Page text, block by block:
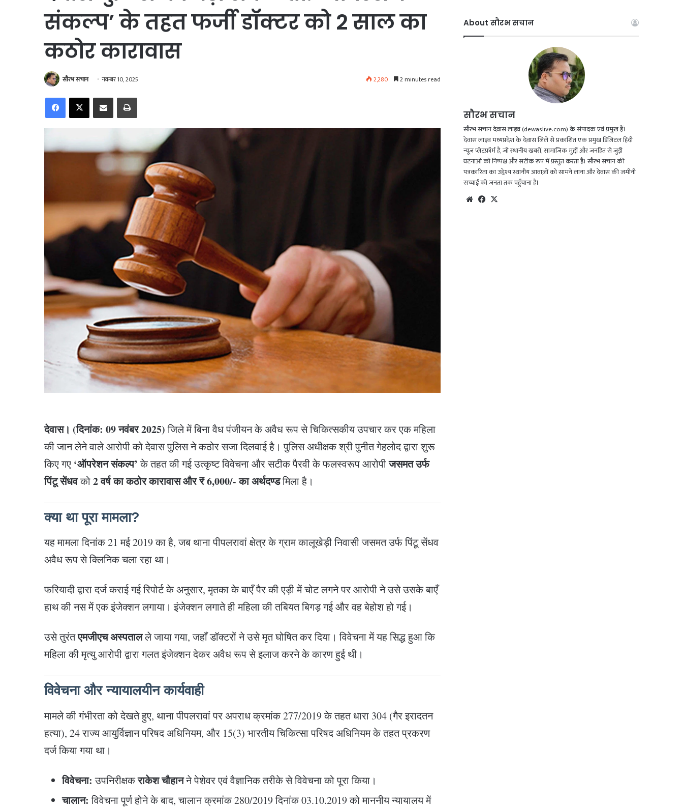
संकल्प’ के तहत फर्जी डॉक्टर को 2 साल का
कठोर कारावास
सौरभ सचान नवम्बर 10, 2025 2,280 2 minutes read
देवास। (दिनांक: 09 नवंबर 2025)जिले में बिना वैध पंजीयन के अवैध रूप से चिकित्सकीय उपचार कर एक महिला
की जान लेने वाले आरोपी को देवास पुलिस ने कठोर सजा दिलवाई है। पुलिस अधीक्षक श्री पुनीत गेहलोद द्वारा शुरू
किए गए ‘ऑपरेशन संकल्प’के तहत की गई उत्कृष्ट विवेचना और सटीक पैरवी के फलस्वरूप आरोपीजसमत उर्फ
पिंटू सेंधवको2 वर्ष का कठोर कारावास और ₹ 6,000/- का अर्थदण्डमिला है।
क्या था पूरा मामला?
यह मामला दिनांक 21 मई 2019 का है, जब थाना पीपलरावां क्षेत्र के ग्राम कालूखेड़ी निवासी जसमत उर्फ पिंटू सेंधव
अवैध रूप से क्लिनिक चला रहा था।
फरियादी द्वारा दर्ज कराई गई रिपोर्ट के अनुसार, मृतका के बाएँ पैर की एड़ी में चोट लगने पर आरोपी ने उसे उसके बाएँ
हाथ की नस में एक इंजेक्शन लगाया। इंजेक्शन लगाते ही महिला की तबियत बिगड़ गई और वह बेहोश हो गई।
उसे तुरंतएमजीएच अस्पतालले जाया गया, जहाँ डॉक्टरों ने उसे मृत घोषित कर दिया। विवेचना में यह सिद्ध हुआ कि
महिला की मृत्यु आरोपी द्वारा गलत इंजेक्शन देकर अवैध रूप से इलाज करने के कारण हुई थी।
विवेचना और न्यायालयीन कार्यवाही
मामले की गंभीरता को देखते हुए, थाना पीपलरावां पर अपराध क्रमांक 277/2019 के तहत धारा 304 (गैर इरादतन
हत्या), 24 राज्य आयुर्विज्ञान परिषद अधिनियम, और 15(3) भारतीय चिकित्सा परिषद अधिनियम के तहत प्रकरण
दर्ज किया गया था।
विवेचना: उपनिरीक्षकराकेश चौहानने पेशेवर एवं वैज्ञानिक तरीके से विवेचना को पूरा किया।
चालान: विवेचना पूर्ण होने के बाद, चालान क्रमांक 280/2019 दिनांक 03.10.2019 को माननीय न्यायालय में
c
e
k
u
T
s
t
a
g
a
m
t
s
A
p
About सौरभ सचान
सौरभ सचान
सौरभ सचान देवास लाइव (dewaslive.com) के संपादक एवं प्रमुख हैं।
देवास लाइव मध्यप्रदेश के देवास जिले से प्रकाशित एक प्रमुख डिजिटल हिंदी
न्यूज़ प्लेटफ़ॉर्म है, जो स्थानीय खबरों, सामाजिक मुद्दों और जनहित से जुड़ी
घटनाओं को निष्पक्ष और सटीक रूप में प्रस्तुत करता है। सौरभ सचान की
पत्रकारिता का उद्देश्य स्थानीय आवाज़ों को सामने लाना और देवास की जमीनी
सच्चाई को जनता तक पहुँचाना है।
We Fac